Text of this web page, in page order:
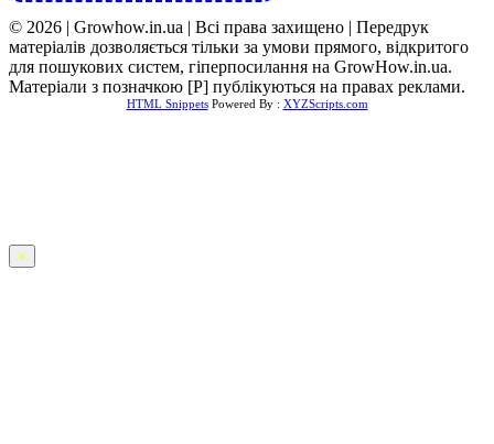
© 2026 | Growhow.in.ua | Всі права захищено | Передрук
матеріалів дозволяється тільки за умови прямого, відкритого
для пошукових систем, гіперпосилання на GrowHow.in.ua.
Матеріали з позначкою [Р] публікуються на правах реклами.
HTML SnippetsPowered By : XYZScripts.com
×